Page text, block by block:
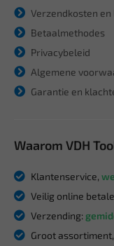
Verzendkosten
Betaalmethodes
Privacybeleid
Algemene
Garantie en
Waarom VDH
Klantenservice,
Veilig online
Verzending:
Groot assortiment,